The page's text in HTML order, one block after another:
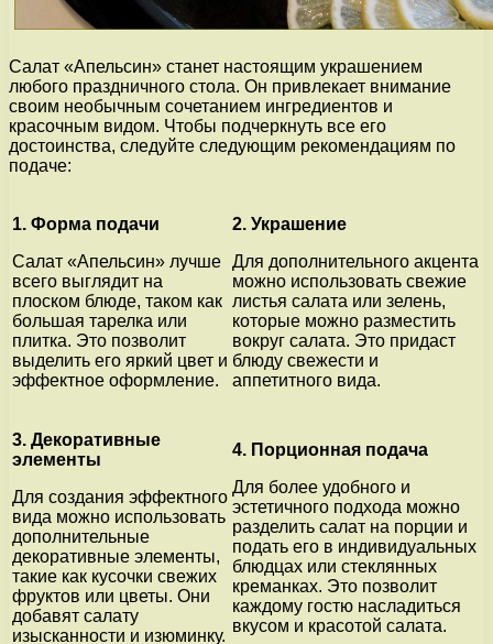
Салат «Апельсин» станет настоящим украшением
любого праздничного стола. Он привлекает внимание
своим необычным сочетанием ингредиентов и
красочным видом. Чтобы подчеркнуть все его
достоинства, следуйте следующим рекомендациям по
подаче:
1. Форма подачи
Салат «Апельсин» лучше
всего выглядит на
плоском блюде, таком как
большая тарелка или
плитка. Это позволит
выделить его яркий цвет и
эффектное оформление.
2. Украшение
Для дополнительного акцента
можно использовать свежие
листья салата или зелень,
которые можно разместить
вокруг салата. Это придаст
блюду свежести и
аппетитного вида.
3. Декоративные
элементы
Для создания эффектного
вида можно использовать
дополнительные
декоративные элементы,
такие как кусочки свежих
фруктов или цветы. Они
добавят салату
изысканности и изюминку.
4. Порционная подача
Для более удобного и
эстетичного подхода можно
разделить салат на порции и
подать его в индивидуальных
блюдцах или стеклянных
креманках. Это позволит
каждому гостю насладиться
вкусом и красотой салата.